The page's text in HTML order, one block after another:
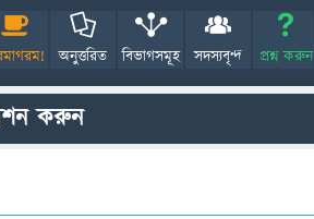
অনুত্তরিত বিভাগসমূহ সদস্যবৃন্দ প্রশ্ন করুন
করুন